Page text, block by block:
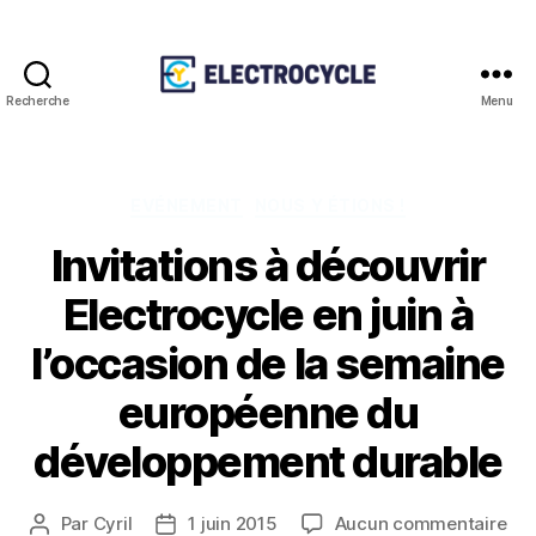
Recherche Menu
Invitations à découvrir
Electrocycle en juin à
l’occasion de la semaine
européenne du
développement durable
Auteur
Par Cyril
Date1 juin 2015 Aucun commentairesur